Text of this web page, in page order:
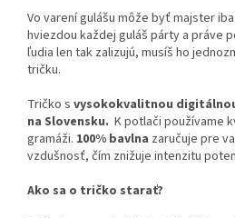
Vo varení gulášu môže byť majster
hviezdou každej guláš párty a práve
ľudia len tak zalizujú, musíš ho
tričku.
Tričko s vysokokvalitnou
na Slovensku. K potlači používame
gramáži. 100% bavlna zaručuje pre
vzdušnosť, čím znižuje intenzitu
Ako sa o tričko starať?